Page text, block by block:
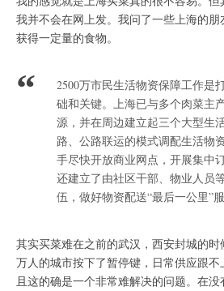
我并不会在网上发。我问了一些上海的
获得一定量的食物。
2500万市民生活物资保障工作是
础和关键。上海已与多个肉菜主
源，并在周边建立起三个大型生
路、公路联运的模式调配生活物
手尽快开放商业网点，开展集中
还建立了由社区干部、物业人员
伍，做好物资配送“最后一公里”服
其实买菜难在之前的武汉，西安封城的时
万人的城市按下了暂停键，日常供应跟
且这的确是一个非常难解决的问题。在